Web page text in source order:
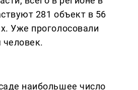
281 объект в 56
Уже проголосовали
человек.
наибольшее число